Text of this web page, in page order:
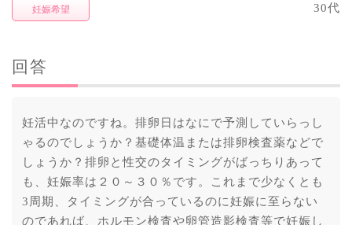
妊娠希望 30代
回答
妊活中なのですね。排卵日はなにで予測していらっし
ゃるのでしょうか？基礎体温または排卵検査薬などで
しょうか？排卵と性交のタイミングがばっちりあって
も、妊娠率は２０～３０％です。これまで少なくとも
3周期、タイミングが合っているのに妊娠に至らない
のであれば、ホルモン検査や卵管造影検査等で妊娠し